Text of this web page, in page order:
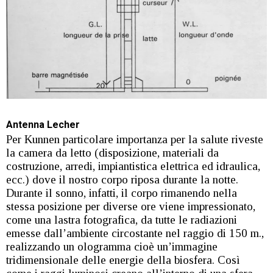
Antenna Lecher
Per Kunnen particolare importanza per la salute riveste
la camera da letto (disposizione, materiali da
costruzione, arredi, impiantistica elettrica ed idraulica,
ecc.) dove il nostro corpo riposa durante la notte.
Durante il sonno, infatti, il corpo rimanendo nella
stessa posizione per diverse ore viene impressionato,
come una lastra fotografica, da tutte le radiazioni
emesse dall’ambiente circostante nel raggio di 150 m.,
realizzando un ologramma cioè un’immagine
tridimensionale delle energie della biosfera. Così